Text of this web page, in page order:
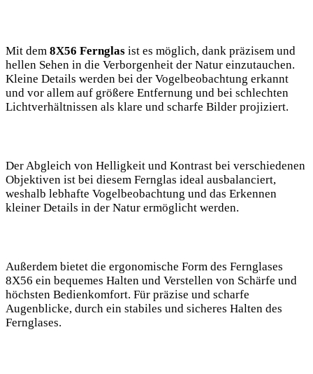
Mit dem 8X56 Fernglas ist es möglich, dank präzisem und
hellen Sehen in die Verborgenheit der Natur einzutauchen.
Kleine Details werden bei der Vogelbeobachtung erkannt
und vor allem auf größere Entfernung und bei schlechten
Lichtverhältnissen als klare und scharfe Bilder projiziert.
Der Abgleich von Helligkeit und Kontrast bei verschiedenen
Objektiven ist bei diesem Fernglas ideal ausbalanciert,
weshalb lebhafte Vogelbeobachtung und das Erkennen
kleiner Details in der Natur ermöglicht werden.
Außerdem bietet die ergonomische Form des Fernglases
8X56 ein bequemes Halten und Verstellen von Schärfe und
höchsten Bedienkomfort. Für präzise und scharfe
Augenblicke, durch ein stabiles und sicheres Halten des
Fernglases.